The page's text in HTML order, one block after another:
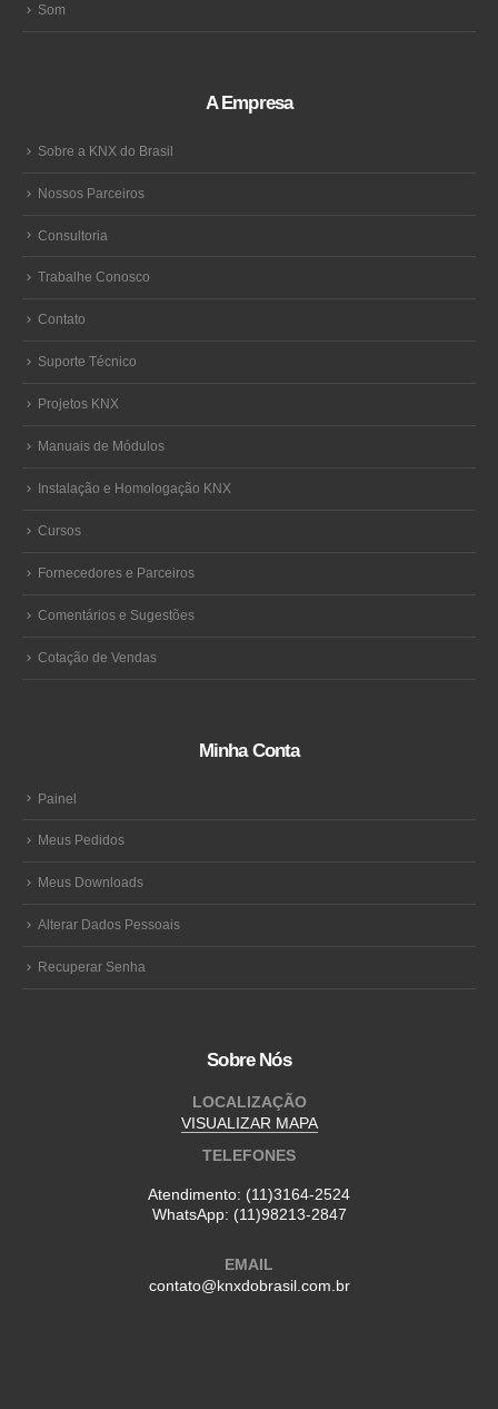
Som
A Empresa
Sobre a KNX do Brasil
Nossos Parceiros
Consultoria
Trabalhe Conosco
Contato
Suporte Técnico
Projetos KNX
Manuais de Módulos
Instalação e Homologação KNX
Cursos
Fornecedores e Parceiros
Comentários e Sugestões
Cotação de Vendas
Minha Conta
Painel
Meus Pedidos
Meus Downloads
Alterar Dados Pessoais
Recuperar Senha
Sobre Nós
LOCALIZAÇÃO
VISUALIZAR MAPA
TELEFONES
Atendimento: (11)3164-2524
WhatsApp: (11)98213-2847
EMAIL
contato@knxdobrasil.com.br